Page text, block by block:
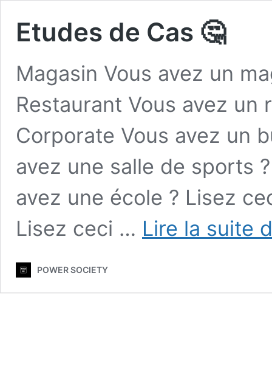
Etudes de Cas 🤔
Magasin Vous avez un
Restaurant Vous avez un
Corporate Vous avez un
avez une salle de sports
avez une école ? Lisez
Lisez ceci … Lire la suite
POWER SOCIETY